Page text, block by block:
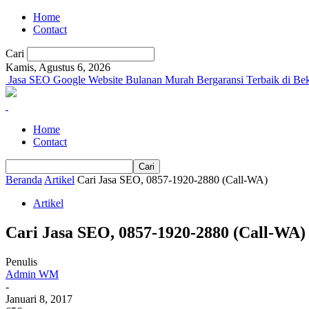
Home
Contact
Cari
Kamis, Agustus 6, 2026
Jasa SEO Google Website Bulanan Murah Bergaransi Terbaik di
Home
Contact
Beranda Artikel Cari Jasa SEO, 0857-1920-2880 (Call-WA)
Artikel
Cari Jasa SEO, 0857-1920-2880 (Call-WA)
Penulis
Admin WM
-
Januari 8, 2017